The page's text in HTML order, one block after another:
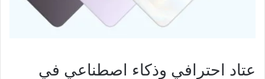
عتاد احترافي وذكاء اصطناعي في